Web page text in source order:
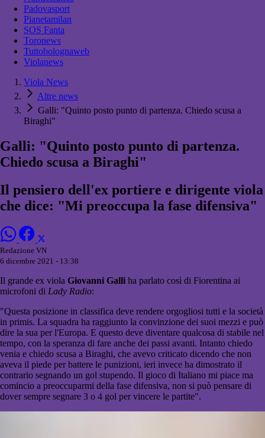
Padovasport
Pianetamilan
SOS Fanta
Toronews
Tuttobolognaweb
Violanews
Viola News
Altre news
Galli: "Quinto posto punto di partenza. Chiedo scusa a
Biraghi"
Galli: "Quinto posto punto di partenza.
Chiedo scusa a Biraghi"
Il pensiero dell'ex portiere e dirigente viola
che dice: "Mi preoccupa la fase difensiva"
Redazione VN
6 dicembre 2021 - 13:38
Il grande ex viola Giovanni Galli ha parlato così di Fiorentina ai
microfoni di Lady Radio:
"Questa posizione in classifica deve rendere orgogliosi tutti e la società
in primis. La squadra ha raggiunto la convinzione dei suoi mezzi e può
dire la sua per l'Europa. E questo deve diventare qualcosa di stabile nel
tempo, con la speranza di fare anche dei passi avanti. Intanto chiedo
venia e chiedo scusa a Biraghi, che avevo criticato dicendo che non
aveva il piede per battere le punizioni, ieri invece ha dimostrato il
contrario segnando un gol stupendo. Il gioco di Italiano mi piace ma
comincio a preoccuparmi della fase difensiva, non si può pensare di
dover sempre segnare 3 o 4 gol per vincere le partite".